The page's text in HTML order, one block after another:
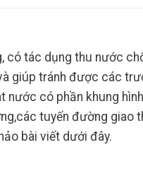
có tác dụng thu nước
giúp tránh được các
nước có phần khung
tuyến đường giao
bài viết dưới đây.